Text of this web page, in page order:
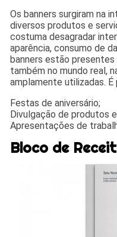
Os banners surgiram na
diversos produtos e
costuma desagradar
aparência, consumo de
banners estão presentes
também no mundo real,
amplamente utilizadas.
Festas de aniversário;
Divulgação de produtos
Apresentações de
Bloco de